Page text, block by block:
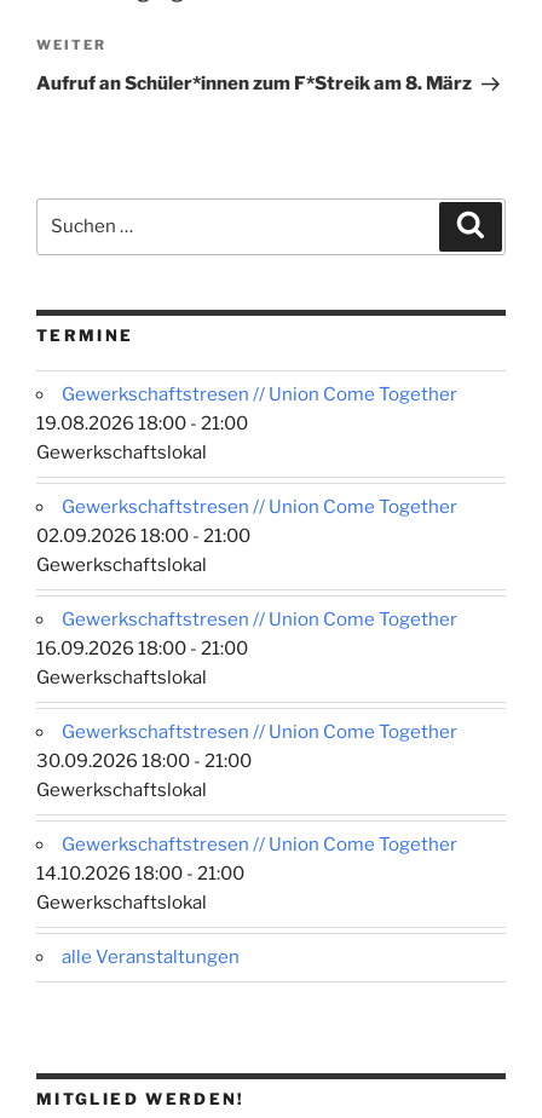
Nächster
Beitrag
WEITER
Aufruf an Schüler*innen zum F*Streik am 8. März
nach:
TERMINE
Gewerkschaftstresen // Union Come Together
19.08.2026 18:00 - 21:00
Gewerkschaftslokal
Gewerkschaftstresen // Union Come Together
02.09.2026 18:00 - 21:00
Gewerkschaftslokal
Gewerkschaftstresen // Union Come Together
16.09.2026 18:00 - 21:00
Gewerkschaftslokal
Gewerkschaftstresen // Union Come Together
30.09.2026 18:00 - 21:00
Gewerkschaftslokal
Gewerkschaftstresen // Union Come Together
14.10.2026 18:00 - 21:00
Gewerkschaftslokal
alle Veranstaltungen
MITGLIED WERDEN!